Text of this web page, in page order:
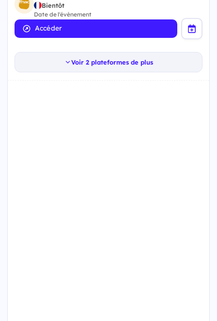
Bientôt
Date de l'évènement
Accéder
Voir 2 plateformes de plus